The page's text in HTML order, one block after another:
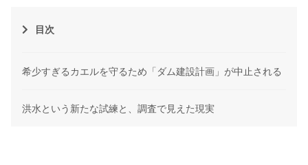
目次
希少すぎるカエルを守るため「ダム建設計画」が中止される
洪水という新たな試練と、調査で見えた現実